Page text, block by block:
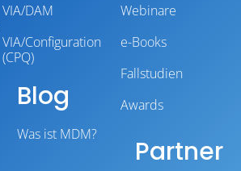
VIA/DAM
VIA/Configuration
(CPQ)
Blog
Was ist MDM?
Webinare
e-Books
Fallstudien
Awards
Partner